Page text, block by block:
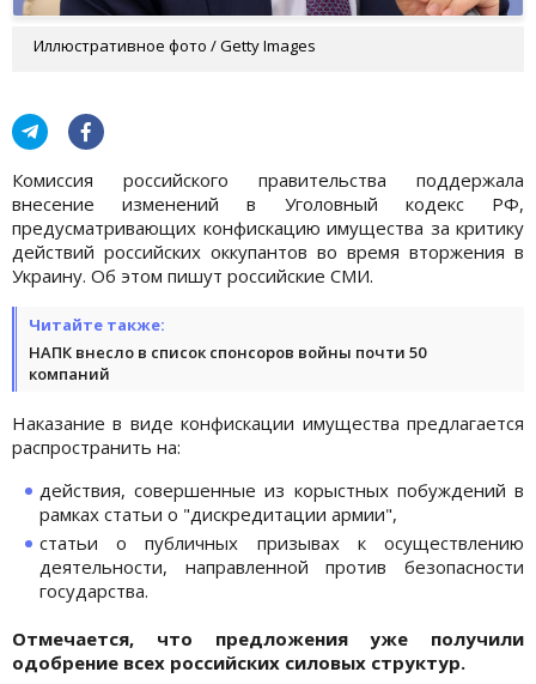
Иллюстративное фото / Getty Images
Комиссия российского правительства поддержала
внесение изменений в Уголовный кодекс РФ,
предусматривающих конфискацию имущества за критику
действий российских оккупантов во время вторжения в
Украину. Об этом пишут российские СМИ.
Читайте также:
НАПК внесло в список спонсоров войны почти 50
компаний
Наказание в виде конфискации имущества предлагается
распространить на:
действия, совершенные из корыстных побуждений в
рамках статьи о "дискредитации армии",
статьи о публичных призывах к осуществлению
деятельности, направленной против безопасности
государства.
Отмечается, что предложения уже получили
одобрение всех российских силовых структур.